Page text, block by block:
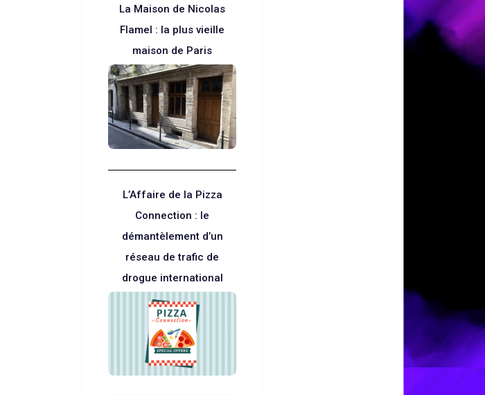
La Maison de Nicolas
Flamel : la plus vieille
maison de Paris
L’Affaire de la Pizza
Connection : le
démantèlement d’un
réseau de trafic de
drogue international